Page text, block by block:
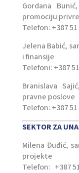
Gordana
promociju
Telefon: +387 51
Jelena Babić,
i finansije
Telefoni: +387
Branislava
pravne poslove
Telefon: +387 51
SEKTOR ZA
Milena Đuđić,
projekte
Telefon: +387